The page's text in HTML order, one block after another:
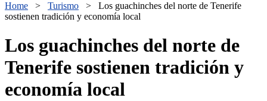
Home > Turismo > Los guachinches del norte de Tenerife
sostienen tradición y economía local
Los guachinches del norte de
Tenerife sostienen tradición y
economía local